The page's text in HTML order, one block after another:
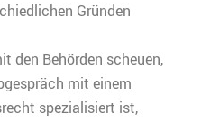
Gründen
den Behörden scheuen,
mit einem
spezialisiert ist,